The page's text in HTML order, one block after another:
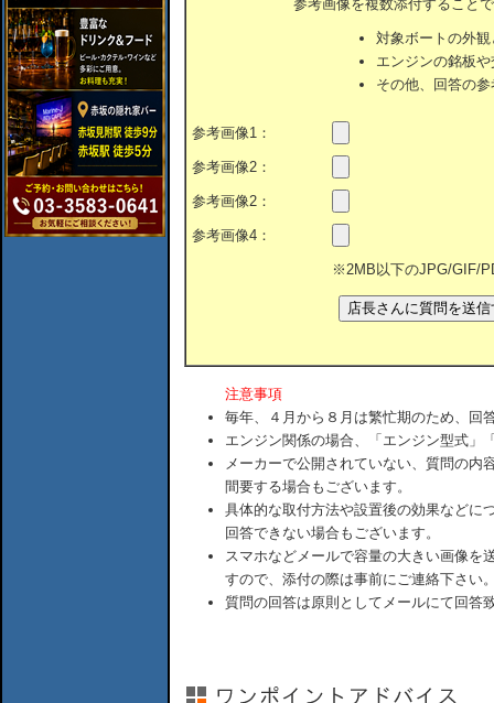
参考画像を複数添付すること
対象ボートの外
エンジンの銘板
その他、回答の
参考画像1：
参考画像2：
参考画像2：
参考画像4：
※2MB以下のJPG/GIF/
注意事項
毎年、４月から８月は繁忙期のため、回
エンジン関係の場合、「エンジン型式」
メーカーで公開されていない、質問の内
間要する場合もございます。
具体的な取付方法や設置後の効果などに
回答できない場合もございます。
スマホなどメールで容量の大きい画像を
すので、添付の際は事前にご連絡下さい
質問の回答は原則としてメールにて回答